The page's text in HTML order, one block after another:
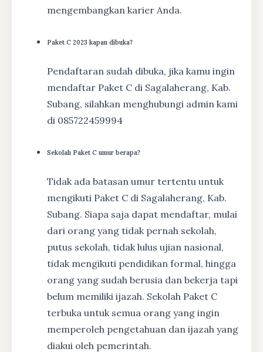
mengembangkan karier Anda.
Paket C 2023 kapan dibuka?
Pendaftaran sudah dibuka, jika kamu ingin
mendaftar Paket C di Sagalaherang, Kab.
Subang, silahkan menghubungi admin kami
di 085722459994
Sekolah Paket C umur berapa?
Tidak ada batasan umur tertentu untuk
mengikuti Paket C di Sagalaherang, Kab.
Subang. Siapa saja dapat mendaftar, mulai
dari orang yang tidak pernah sekolah,
putus sekolah, tidak lulus ujian nasional,
tidak mengikuti pendidikan formal, hingga
orang yang sudah berusia dan bekerja tapi
belum memiliki ijazah. Sekolah Paket C
terbuka untuk semua orang yang ingin
memperoleh pengetahuan dan ijazah yang
diakui oleh pemerintah.